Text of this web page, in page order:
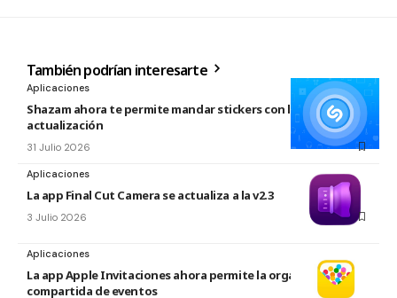
También podrían interesarte
Aplicaciones
Shazam ahora te permite mandar stickers con la nueva
actualización
31 Julio 2026
Aplicaciones
La app Final Cut Camera se actualiza a la v2.3
3 Julio 2026
Aplicaciones
La app Apple Invitaciones ahora permite la organización
compartida de eventos